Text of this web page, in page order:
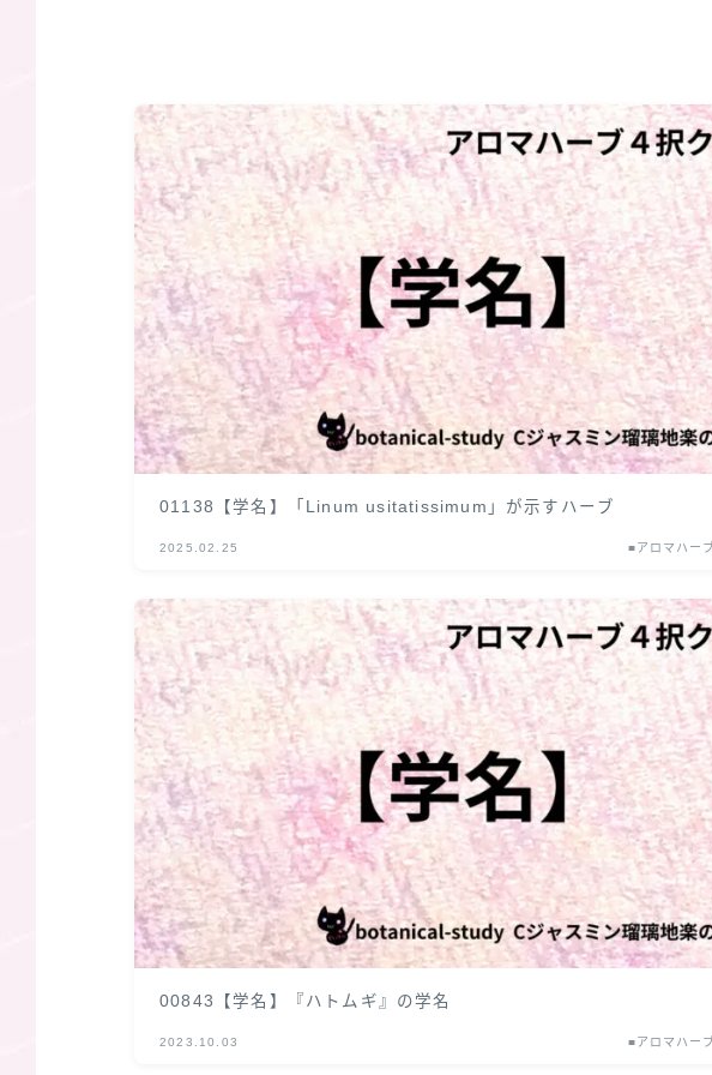
01138【学名】「Linum usitatissimum」が示すハーブ
2025.02.25 ■アロマハー
00843【学名】『ハトムギ』の学名
2023.10.03 ■アロマハー